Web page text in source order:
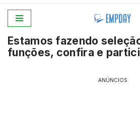
para
o
Estamos fazendo
funções, confira e
ANÚNCIOS